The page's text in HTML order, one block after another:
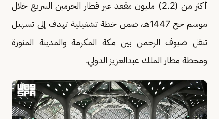
أكثر من (2.2) مليون مقعد عبر قطار الحرمين السريع خلال
موسم حج 1447هـ، ضمن خطة تشغيلية تهدف إلى تسهيل
تنقل ضيوف الرحمن بين مكة المكرمة والمدينة المنورة
ومحطة مطار الملك عبدالعزيز الدولي.